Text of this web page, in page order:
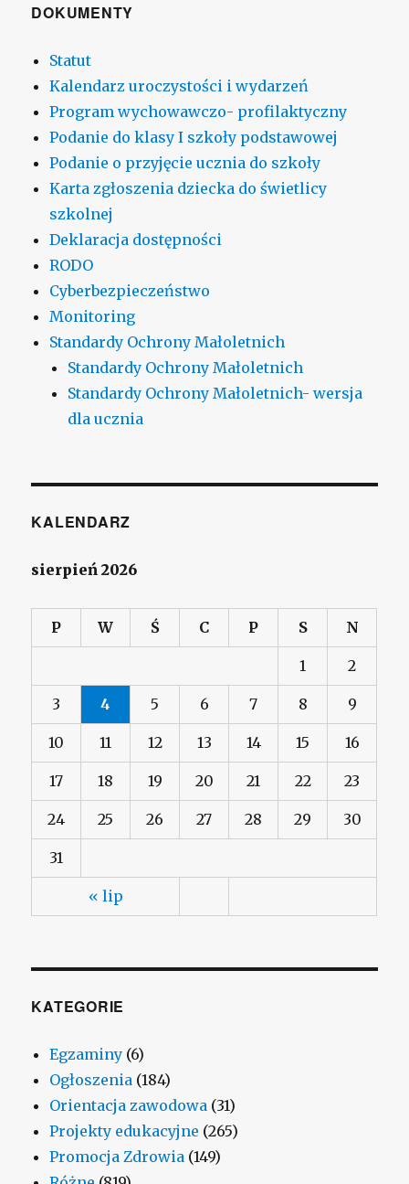
DOKUMENTY
Statut
Kalendarz uroczystości i wydarzeń
Program wychowawczo- profilaktyczny
Podanie do klasy I szkoły podstawowej
Podanie o przyjęcie ucznia do szkoły
Karta zgłoszenia dziecka do świetlicy
szkolnej
Deklaracja dostępności
RODO
Cyberbezpieczeństwo
Monitoring
Standardy Ochrony Małoletnich
Standardy Ochrony Małoletnich
Standardy Ochrony Małoletnich- wersja
dla ucznia
KALENDARZ
sierpień 2026
P W Ś C P S N
« lip
1 2
3 4 5 6 7 8 9
10 11 12 13 14 15 16
17 18 19 20 21 22 23
24 25 26 27 28 29 30
31
KATEGORIE
Egzaminy (6)
Ogłoszenia (184)
Orientacja zawodowa (31)
Projekty edukacyjne (265)
Promocja Zdrowia (149)